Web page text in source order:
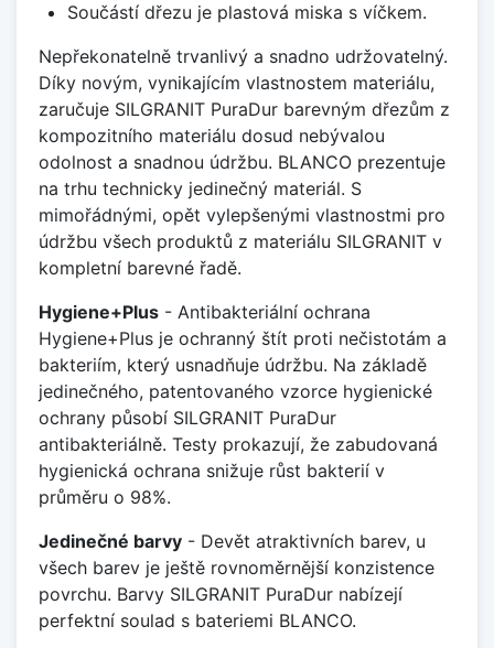
Součástí dřezu je plastová miska s víčkem.
Nepřekonatelně trvanlivý a snadno udržovatelný.
Díky novým, vynikajícím vlastnostem materiálu,
zaručuje SILGRANIT PuraDur barevným dřezům z
kompozitního materiálu dosud nebývalou
odolnost a snadnou údržbu. BLANCO prezentuje
na trhu technicky jedinečný materiál. S
mimořádnými, opět vylepšenými vlastnostmi pro
údržbu všech produktů z materiálu SILGRANIT v
kompletní barevné řadě.
Hygiene+Plus - Antibakteriální ochrana
Hygiene+Plus je ochranný štít proti nečistotám a
bakteriím, který usnadňuje údržbu. Na základě
jedinečného, patentovaného vzorce hygienické
ochrany působí SILGRANIT PuraDur
antibakteriálně. Testy prokazují, že zabudovaná
hygienická ochrana snižuje růst bakterií v
průměru o 98%.
Jedinečné barvy - Devět atraktivních barev, u
všech barev je ještě rovnoměrnější konzistence
povrchu. Barvy SILGRANIT PuraDur nabízejí
perfektní soulad s bateriemi BLANCO.